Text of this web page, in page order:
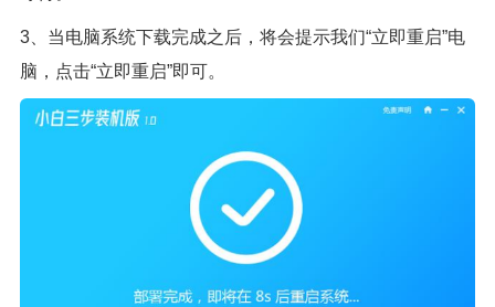
3、当电脑系统下载完成之后，将会提示我们“立即重启”电
脑，点击“立即重启”即可。